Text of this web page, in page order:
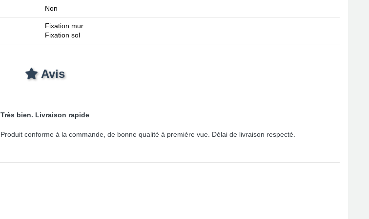
Non
Fixation mur
Fixation sol
Avis
Très bien. Livraison rapide
Produit conforme à la commande, de bonne qualité à première vue. Délai de livraison respecté.